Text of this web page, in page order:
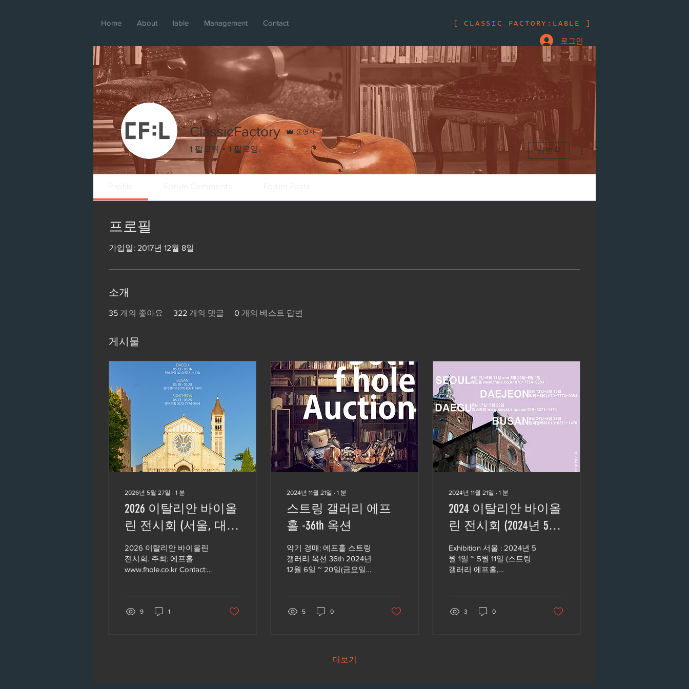
Home About lable Management Contact [ CLASSIC FACTORY:LABLE ]
로그인
ClassicFactory 운영자
1 팔로워 1 팔로잉 팔로우
더보기
프로필
가입일: 2017년 12월 8일
소개
35 개의 좋아요 322 개의 댓글 0 개의 베스트 답변
게시물
2026년 5월 27일 ∙ 1 분
2026 이탈리안 바이올
린 전시회 (서울, 대
구, 부산, 순천, 서울)
presented by A.L.I
association
2026 이탈리안 바이올린
전시회. 주최: 에프홀
www.fhole.co.kr Contact:
안 스페셜 프라이스로 구
Instruments: Vn(23ea) Ni
9 1
2024년 11월 21일 ∙ 1 분
스트링 갤러리 에프
홀 -36th 옥션
악기 경매: 에프홀 스트링
갤러리 옥션 36th 2024년
12월 6일 ~ 20일(금요일
로(8ea), 콘트라베이스, 활
5 0
2024년 11월 21일 ∙ 1 분
2024 이탈리안 바이올
린 전시회 (2024년 5월
1 ~ 6월 1일, 서울, 대
전, 대구, 부산, 서울)
presented by A.L.I
association
Exhibition 서울 : 2024년 5
월 1일 ~ 5월 11일 (스트링
갤러리 에프홀,
전: 5월 13일 ~ 5월 15일...
3 0
더보기